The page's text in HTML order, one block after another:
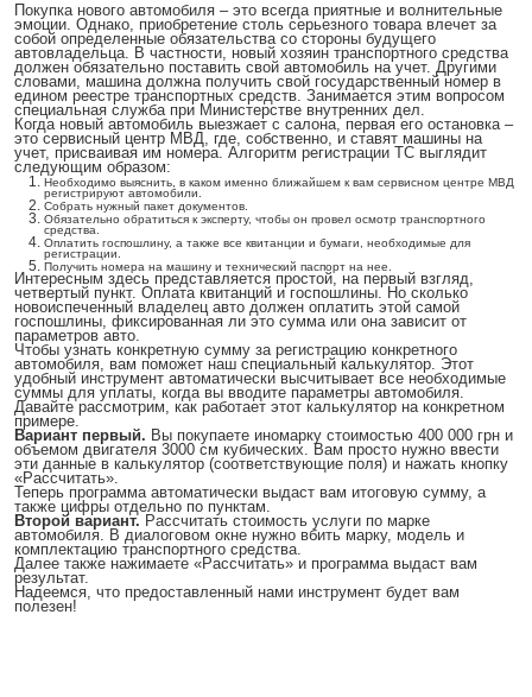
Покупка нового автомобиля – это всегда приятные и волнительные
эмоции. Однако, приобретение столь серьезного товара влечет за
собой определенные обязательства со стороны будущего
автовладельца. В частности, новый хозяин транспортного средства
должен обязательно поставить свой автомобиль на учет. Другими
словами, машина должна получить свой государственный номер в
едином реестре транспортных средств. Занимается этим вопросом
специальная служба при Министерстве внутренних дел.
Когда новый автомобиль выезжает с салона, первая его остановка –
это сервисный центр МВД, где, собственно, и ставят машины на
учет, присваивая им номера. Алгоритм регистрации ТС выглядит
следующим образом:
Необходимо выяснить, в каком именно ближайшем к вам сервисном центре МВД
регистрируют автомобили.
Собрать нужный пакет документов.
Обязательно обратиться к эксперту, чтобы он провел осмотр транспортного
средства.
Оплатить госпошлину, а также все квитанции и бумаги, необходимые для
регистрации.
Получить номера на машину и технический паспорт на нее.
Интересным здесь представляется простой, на первый взгляд,
четвертый пункт. Оплата квитанций и госпошлины. Но сколько
новоиспеченный владелец авто должен оплатить этой самой
госпошлины, фиксированная ли это сумма или она зависит от
параметров авто.
Чтобы узнать конкретную сумму за регистрацию конкретного
автомобиля, вам поможет наш специальный калькулятор. Этот
удобный инструмент автоматически высчитывает все необходимые
суммы для уплаты, когда вы вводите параметры автомобиля.
Давайте рассмотрим, как работает этот калькулятор на конкретном
примере.
Вариант первый. Вы покупаете иномарку стоимостью 400 000 грн и
объемом двигателя 3000 см кубических. Вам просто нужно ввести
эти данные в калькулятор (соответствующие поля) и нажать кнопку
«Рассчитать».
Теперь программа автоматически выдаст вам итоговую сумму, а
также цифры отдельно по пунктам.
Второй вариант. Рассчитать стоимость услуги по марке
автомобиля. В диалоговом окне нужно вбить марку, модель и
комплектацию транспортного средства.
Далее также нажимаете «Рассчитать» и программа выдаст вам
результат.
Надеемся, что предоставленный нами инструмент будет вам
полезен!